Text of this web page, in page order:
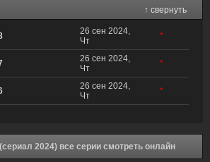
↑ свернуть
26 сен 2024,
Чт
*
26 сен 2024,
Чт
*
26 сен 2024,
Чт
*
2024) все серии смотреть онлайн